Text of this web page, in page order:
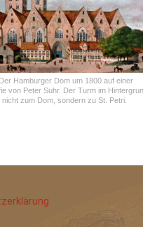
Hamburger Dom um 1800 auf einer
von Peter Suhr. Der Turm im
nicht zum Dom, sondern zu St. Petri.